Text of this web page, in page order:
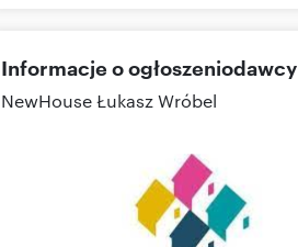
Informacje o ogłoszeniodawcy
NewHouse Łukasz Wróbel